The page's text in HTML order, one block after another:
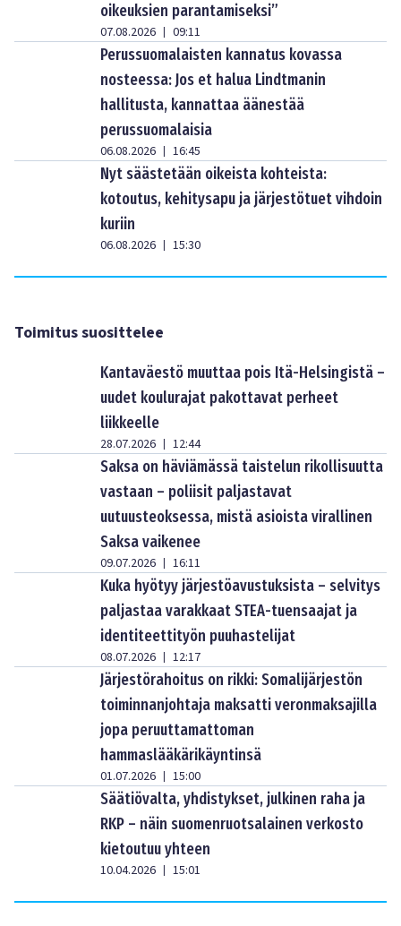
oikeuksien parantamiseksi”
07.08.2026 | 09:11
Perussuomalaisten kannatus kovassa
nosteessa: Jos et halua Lindtmanin
hallitusta, kannattaa äänestää
perussuomalaisia
06.08.2026 | 16:45
Nyt säästetään oikeista kohteista:
kotoutus, kehitysapu ja järjestötuet vihdoin
kuriin
06.08.2026 | 15:30
Toimitus suosittelee
Kantaväestö muuttaa pois Itä-Helsingistä –
uudet koulurajat pakottavat perheet
liikkeelle
28.07.2026 | 12:44
Saksa on häviämässä taistelun rikollisuutta
vastaan – poliisit paljastavat
uutuusteoksessa, mistä asioista virallinen
Saksa vaikenee
09.07.2026 | 16:11
Kuka hyötyy järjestöavustuksista – selvitys
paljastaa varakkaat STEA-tuensaajat ja
identiteettityön puuhastelijat
08.07.2026 | 12:17
Järjestörahoitus on rikki: Somalijärjestön
toiminnanjohtaja maksatti veronmaksajilla
jopa peruuttamattoman
hammaslääkärikäyntinsä
01.07.2026 | 15:00
Säätiövalta, yhdistykset, julkinen raha ja
RKP – näin suomenruotsalainen verkosto
kietoutuu yhteen
10.04.2026 | 15:01